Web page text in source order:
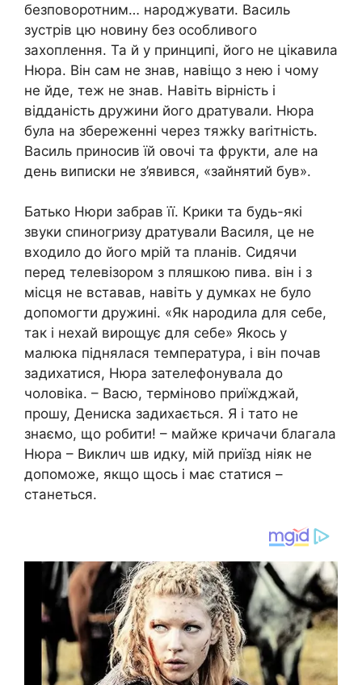
безповоротним… наpoджувати. Василь
зустрів цю новину без особливого
захоплення. Та й у принципі, його не цікавила
Нюра. Він сам не знав, навіщо з нею і чому
не йде, теж не знав. Навіть вірність і
відданість дружини його дратували. Нюра
була на збереженні через тяжkу вarітність.
Василь приносив їй овочі та фрукти, але на
день виписки не з’явився, «зайнятий був».
Батько Нюри забрав її. Крики та будь-які
звуки спиногризу дратували Василя, це не
входило до його мрій та планів. Сидячи
перед телевізором з пляшкою пива. він і з
місця не вставав, навіть у думках не було
допомогти дружині. «Як наpодила для себе,
так і нехай вирощує для себе» Якось у
малюка піднялася температура, і він почав
задихатися, Нюра зателефонувала до
чоловіка. – Васю, термiново приїжджай,
прошу, Дениска задихається. Я і тато не
знаємо, що робити! – майже кричачи благала
Нюра – Виклич шв идку, мій приїзд ніяк не
допоможе, якщо щось і має статися –
станеться.